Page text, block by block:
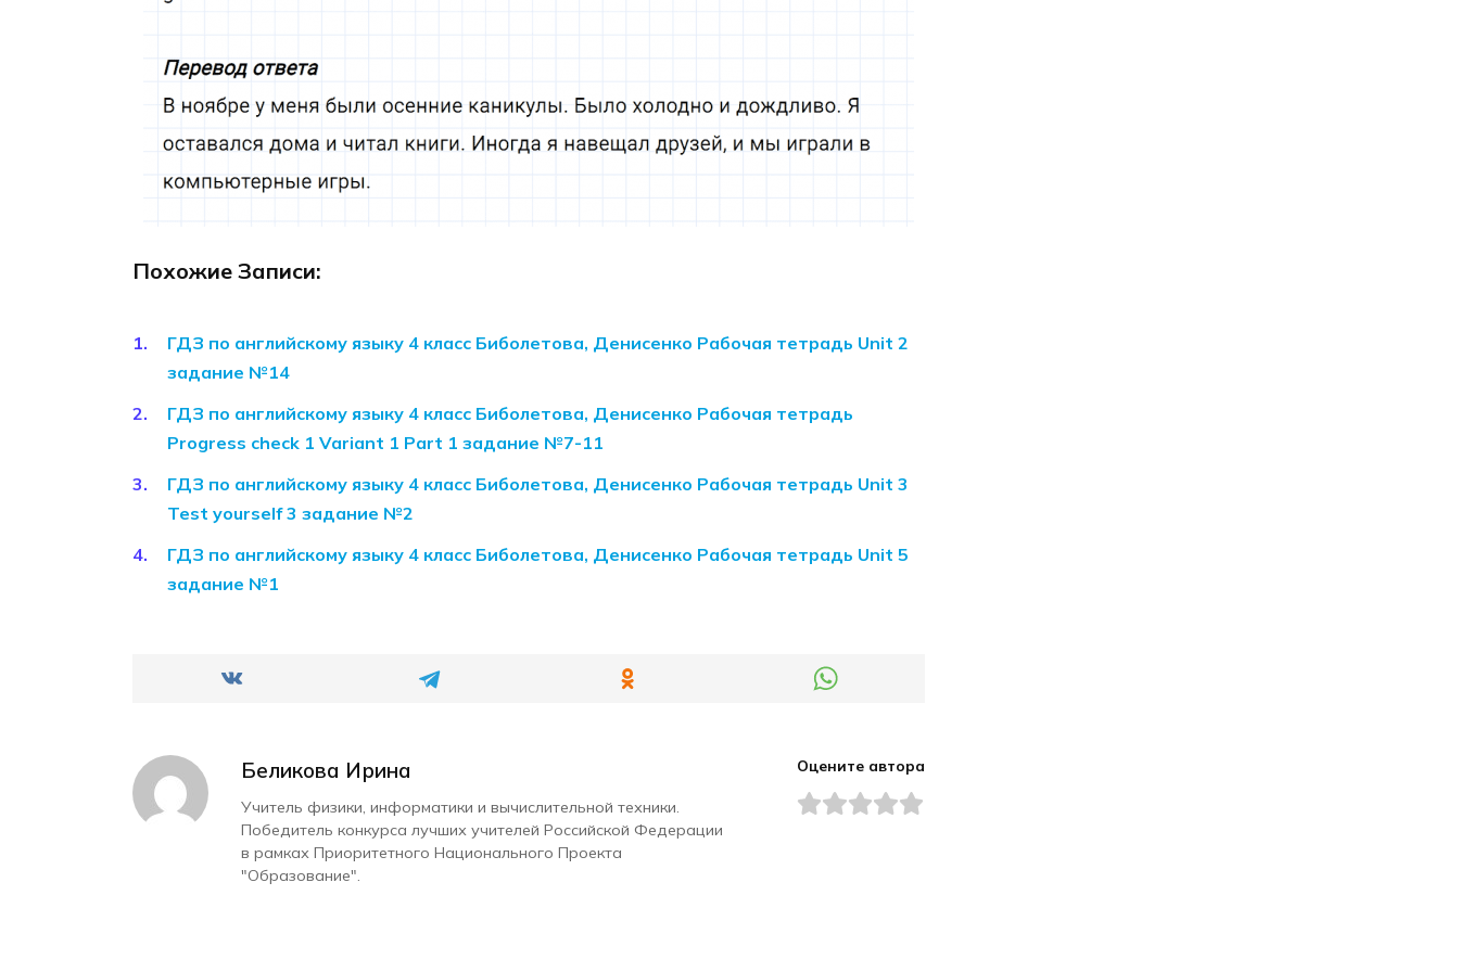
Похожие Записи:
ГДЗ по английскому языку 4 класс Биболетова, Денисенко Рабочая тетрадь Unit 2
задание №14
ГДЗ по английскому языку 4 класс Биболетова, Денисенко Рабочая тетрадь
Progress check 1 Variant 1 Part 1 задание №7-11
ГДЗ по английскому языку 4 класс Биболетова, Денисенко Рабочая тетрадь Unit 3
Test yourself 3 задание №2
ГДЗ по английскому языку 4 класс Биболетова, Денисенко Рабочая тетрадь Unit 5
задание №1
Беликова Ирина
Учитель физики, информатики и вычислительной техники.
Победитель конкурса лучших учителей Российской Федерации
в рамках Приоритетного Национального Проекта
"Образование".
Оцените автора